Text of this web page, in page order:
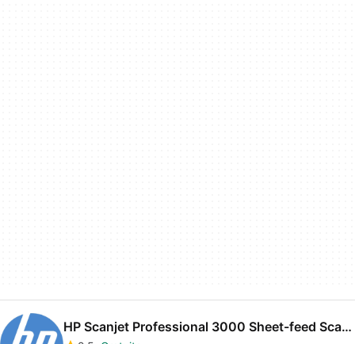
HP Scanjet Professional 3000 Sheet-feed Scanner drivers